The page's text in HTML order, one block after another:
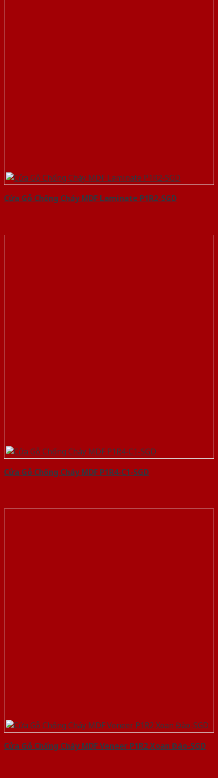
Cửa Gỗ Chống Cháy MDF Laminate P1R2-SGD
Cửa Gỗ Chống Cháy MDF P1R4-C1-SGD
Cửa Gỗ Chống Cháy MDF Veneer P1R2 Xoan Đào-SGD